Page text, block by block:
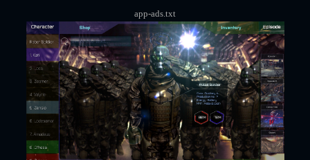
app-ads.txt